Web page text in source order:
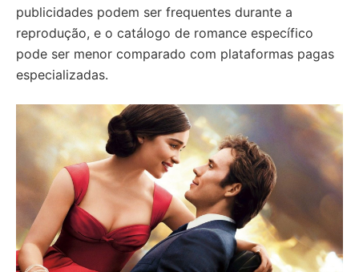
publicidades podem ser frequentes durante a
reprodução, e o catálogo de romance específico
pode ser menor comparado com plataformas pagas
especializadas.